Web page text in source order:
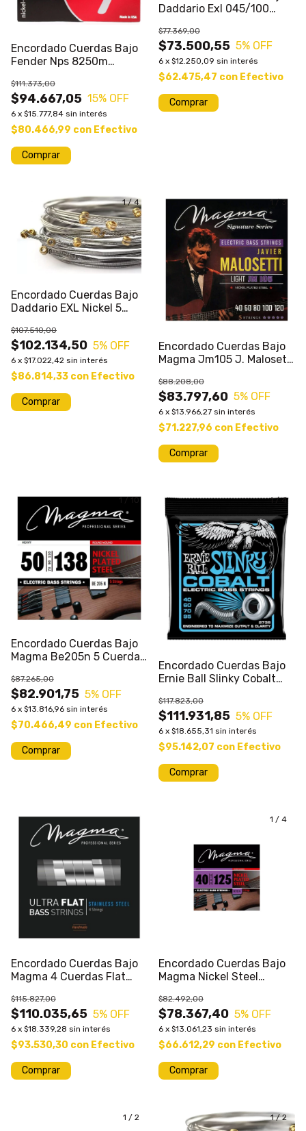
Encordado Cuerdas Bajo
Fender Nps 8250m
$94.667,05
$111.373,00
15% OFF
6 x $15.777,84 sin interés
$80.466,99 con Efectivo
Daddario Exl 045/100
$73.500,55
$77.369,00
5% OFF
6 x $12.250,09 sin interés
$62.475,47 con Efectivo
Comprar
1/4
Encordado Cuerdas Bajo
Daddario EXL Nickel 5
$102.134,50
$107.510,00
5% OFF
6 x $17.022,42 sin interés
$86.814,33 con Efectivo
Comprar
1/3
Encordado Cuerdas Bajo
Magma Jm105 J. Malosetti
$83.797,60
$88.208,00
5% OFF
6 x $13.966,27 sin interés
$71.227,96 con Efectivo
1/10
Encordado Cuerdas Bajo
Magma Be205n 5 Cuerdas
$82.901,75
$87.265,00
5% OFF
6 x $13.816,96 sin interés
$70.466,49 con Efectivo
1/4
Encordado Cuerdas Bajo
Ernie Ball Slinky Cobalt
$111.931,85
$117.823,00
5% OFF
6 x $18.655,31 sin interés
$95.142,07 con Efectivo
Comprar
Encordado Cuerdas Bajo
Magma 4 Cuerdas Flat
$110.035,65
$115.827,00
5% OFF
6 x $18.339,28 sin interés
$93.530,30 con Efectivo
Comprar
1 / 4
Encordado Cuerdas Bajo
Magma Nickel Steel
$78.367,40
$82.492,00
5% OFF
6 x $13.061,23 sin interés
$66.612,29 con Efectivo
Comprar
1 / 2 1/2